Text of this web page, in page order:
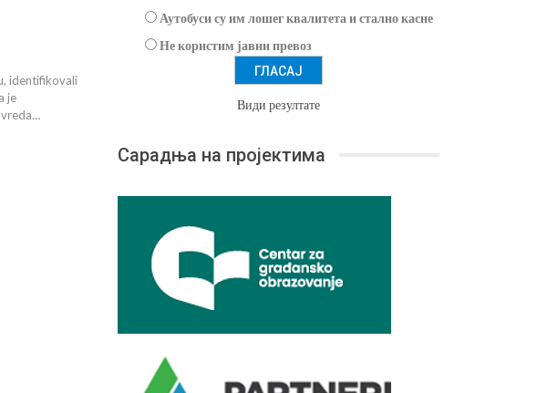
identifikovali
je
Аутобуси су им лошег квалитета и стално касне
Не користим јавни превоз
Види резултате
Сарадња на пројектима